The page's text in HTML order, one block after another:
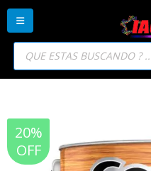
Búsqueda
productos
20%
OFF